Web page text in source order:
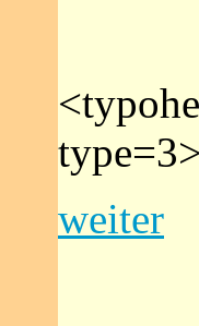
weiter